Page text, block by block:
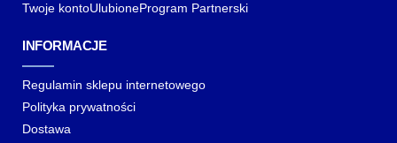
Twoje kontoUlubioneProgram Partnerski
INFORMACJE
Regulamin sklepu internetowego
Polityka prywatności
Dostawa